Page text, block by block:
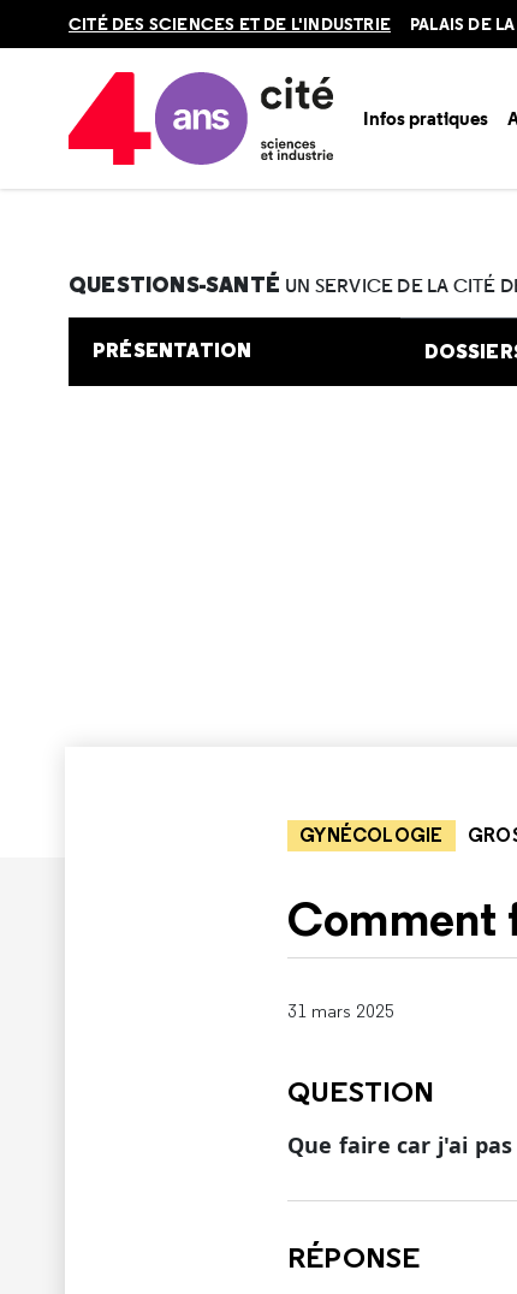
en
CITÉ DES SCIENCES ET DE L'INDUSTRIE PALAIS DE
Infos pratiques
Accueil Au programme
QUESTIONS-SANTÉ UN SERVICE DE LA CITÉ
PRÉSENTATION
GYNÉCOLOGIE
Comment
31 mars 2025
QUESTION
Que faire car j'ai
RÉPONSE